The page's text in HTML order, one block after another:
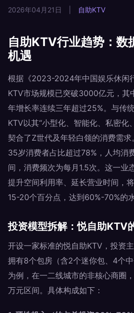
2026年04月21日 自助KTV
自助KTV行业趋势：数
机遇
根据《2023-2024年中国娱乐休闲
KTV市场规模已突破3000亿元，其
年增长率连续三年超过25%。与传
KTV以其“小型化、智能化、私密化
契合了Z世代及年轻白领的消费需
35岁消费者占比超过78%，人均消
间，消费频次为每月1.5次。这一业
提升空间利用率、延长营业时间，
15-20个百分点，达到60%-70%的水
投资模型拆解：悦自助KTV
开设一家标准的悦自助KTV，投资
拥有8个包房（含2个迷你包、4个
为例，在一二线城市的非核心商圈
万元区间。具体构成如下：